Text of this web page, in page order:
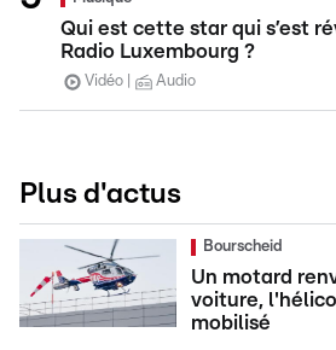
Qui est cette star qui s’est
Radio Luxembourg ?
Vidéo Audio
Plus d'actus
Bourscheid
Un motard
voiture,
mobilisé